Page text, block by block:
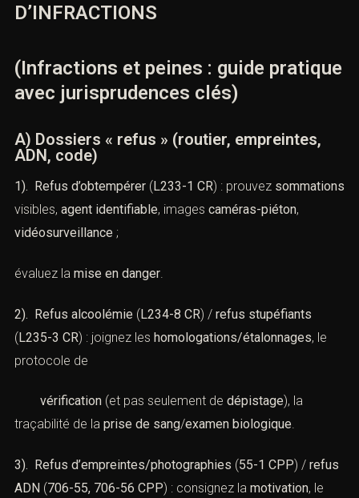
D’INFRACTIONS
(Infractions et peines : guide pratique
avec jurisprudences clés)
A) Dossiers « refus » (routier, empreintes,
ADN, code)
1). Refus d’obtempérer ( L233-1 CR) : prouvez sommations
visibles, agent identifiable, images caméras-piéton,
vidéosurveillance ;
évaluez la mise en danger.
2). Refus alcoolémie (L234-8 CR) / refus stupéfiants
(L235-3 CR) : joignez les homologations/étalonnages, le
protocole de
vérification (et pas seulement de dépistage), la
traçabilité de la prise de sang/examen biologique.
3). Refus d’empreintes/photographies (55-1 CPP) / refus
ADN (706-55, 706-56 CPP) : consignez la motivation, le